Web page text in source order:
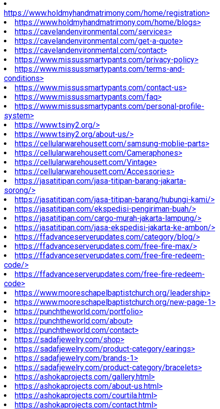
https://www.holdmyhandmatrimony.com/home/registration>
https://www.holdmyhandmatrimony.com/home/blogs>
https://cavelandenvironmental.com/services>
https://cavelandenvironmental.com/get-a-quote>
https://cavelandenvironmental.com/contact>
https://www.missussmartypants.com/privacy-policy>
https://www.missussmartypants.com/terms-and-
conditions>
https://www.missussmartypants.com/contact-us>
https://www.missussmartypants.com/faq>
https://www.missussmartypants.com/personal-profile-
system>
https://www.tsiny2.org/>
https://www.tsiny2.org/about-us/>
https://cellularwarehousett.com/samsung-moblie-parts>
https://cellularwarehousett.com/Cameraphones>
https://cellularwarehousett.com/Vintage>
https://cellularwarehousett.com/Accessories>
https://jasatitipan.com/jasa-titipan-barang-jakarta-
sorong/>
https://jasatitipan.com/jasa-titipan-barang/hubungi-kami/>
https://jasatitipan.com/ekspedisi-pengiriman-buah/>
https://jasatitipan.com/cargo-murah-jakarta-lampung/>
https://jasatitipan.com/jasa-ekspedisi-jakarta-ke-ambon/>
https://ffadvanceserverupdates.com/category/blog/>
https://ffadvanceserverupdates.com/free-fire-max/>
https://ffadvanceserverupdates.com/free-fire-redeem-
code/>
https://ffadvanceserverupdates.com/free-fire-redeem-
code>
https://www.mooreschapelbaptistchurch.org/leadership>
https://www.mooreschapelbaptistchurch.org/new-page-1>
https://punchtheworld.com/portfolio>
https://punchtheworld.com/about>
https://punchtheworld.com/contact>
https://sadafjewelry.com/shop>
https://sadafjewelry.com/product-category/earings>
https://sadafjewelry.com/brands-1>
https://sadafjewelry.com/product-category/bracelets>
https://ashokaprojects.com/gallery.html>
https://ashokaprojects.com/about-us.html>
https://ashokaprojects.com/courtila.html>
https://ashokaprojects.com/contact.html>